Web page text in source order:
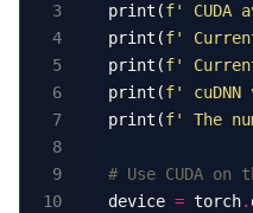
3
4
5
6
7
8
9
10
print(f' CUDA
print(f'
print(f'
print(f'
print(f' The
# Use CUDA on
device = torch.